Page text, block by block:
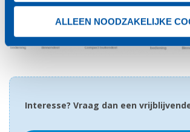
ALLEEN NOODZAKELIJKE
Interesse? Vraag dan een